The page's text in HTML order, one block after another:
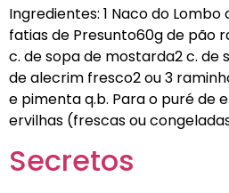
Ingredientes: 1 Naco do
fatias de Presunto60g de pão
c. de sopa de mostarda2 c. de
de alecrim fresco2 ou 3
e pimenta q.b. Para o puré de
ervilhas (frescas ou
Secretos